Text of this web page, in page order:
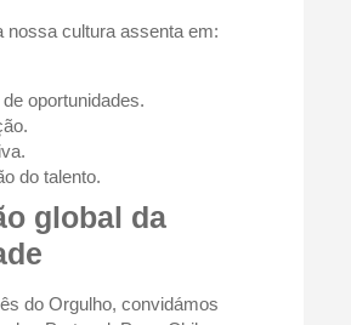
nossa cultura assenta em:
oportunidades.
do talento.
global da
do Orgulho, convidámos